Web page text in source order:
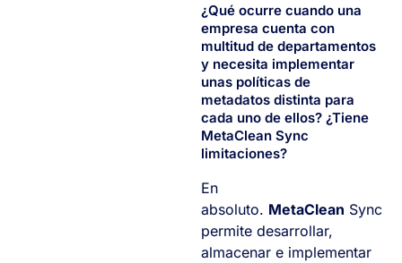
¿Qué ocurre cuando una
empresa cuenta con
multitud de departamentos
y necesita implementar
unas políticas de
metadatos distinta para
cada uno de ellos? ¿Tiene
MetaClean Sync
limitaciones?
En
absoluto. MetaClean Sync
permite desarrollar,
almacenar e implementar